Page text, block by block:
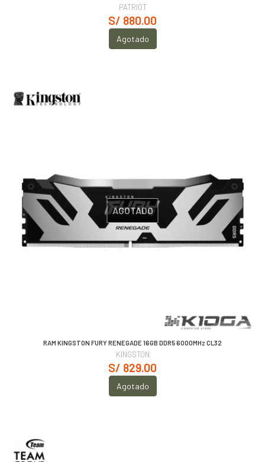
PATRIOT
S/ 880.00
Agotado
AGOTADO
RAM KINGSTON FURY RENEGADE 16GB DDR5 6000MHz CL32
KINGSTON
S/ 829.00
Agotado